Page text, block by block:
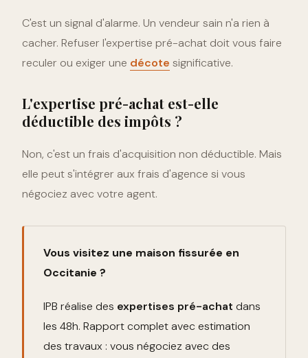
C'est un signal d'alarme. Un vendeur sain n'a rien à
cacher. Refuser l'expertise pré-achat doit vous faire
reculer ou exiger une décote significative.
L'expertise pré-achat est-elle
déductible des impôts ?
Non, c'est un frais d'acquisition non déductible. Mais
elle peut s'intégrer aux frais d'agence si vous
négociez avec votre agent.
Vous visitez une maison fissurée en
Occitanie ?
IPB réalise des expertises pré-achat dans
les 48h. Rapport complet avec estimation
des travaux : vous négociez avec des